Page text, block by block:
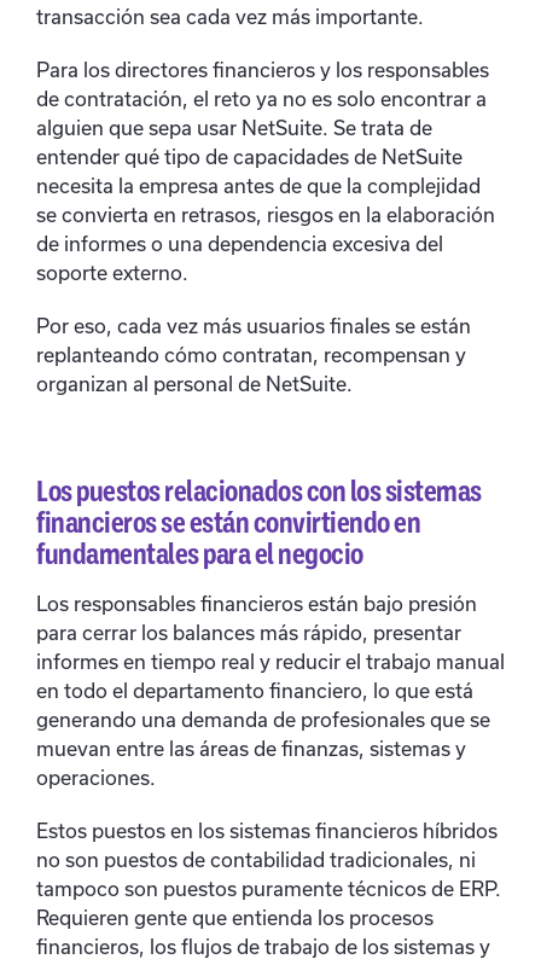
transacción sea cada vez más importante.
Para los directores financieros y los responsables
de contratación, el reto ya no es solo encontrar a
alguien que sepa usar NetSuite. Se trata de
entender qué tipo de capacidades de NetSuite
necesita la empresa antes de que la complejidad
se convierta en retrasos, riesgos en la elaboración
de informes o una dependencia excesiva del
soporte externo.
Por eso, cada vez más usuarios finales se están
replanteando cómo contratan, recompensan y
organizan al personal de NetSuite.
Los puestos relacionados con los sistemas
financieros se están convirtiendo en
fundamentales para el negocio
Los responsables financieros están bajo presión
para cerrar los balances más rápido, presentar
informes en tiempo real y reducir el trabajo manual
en todo el departamento financiero, lo que está
generando una demanda de profesionales que se
muevan entre las áreas de finanzas, sistemas y
operaciones.
Estos puestos en los sistemas financieros híbridos
no son puestos de contabilidad tradicionales, ni
tampoco son puestos puramente técnicos de ERP.
Requieren gente que entienda los procesos
financieros, los flujos de trabajo de los sistemas y